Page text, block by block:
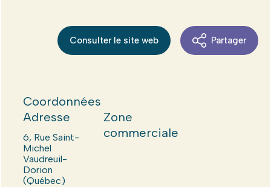
Consulter le site web Partager
Coordonnées
Adresse
6, Rue Saint-
Michel
Vaudreuil-
Dorion
(Québec)
Zone
commerciale